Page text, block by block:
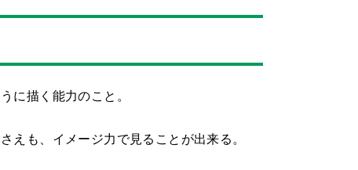
に描く能力のこと。
えも、イメージ力で見ることが出来る。